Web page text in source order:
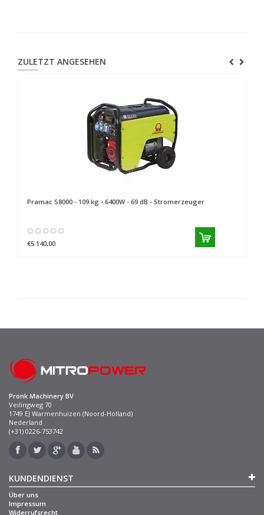
ZULETZT ANGESEHEN
Pramac S8000 - 109 kg - 6400W - 69 dB - Stromerzeuger
€5.140,00
Pronk Machinery BV
Veilingweg 70
1749 EJ Warmenhuizen (Noord-Holland)
Nederland
(+31) 0226-753742
KUNDENDIENST
Über uns
Impressum
Widerrufsrecht